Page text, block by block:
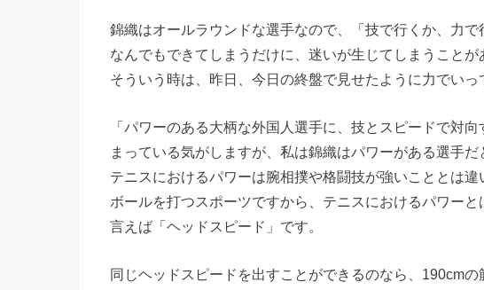
錦織はオールラウンドな選手なので、「技で行くか、力で
なんでもできてしまうだけに、迷いが生じてしまうことが
そういう時は、昨日、今日の終盤で見せたように力でいっ
「パワーのある大柄な外国人選手に、技とスピードで対
まっている気がしますが、私は錦織はパワーがある選手だ
テニスにおけるパワーは腕相撲や格闘技が強いこととは違
ボールを打つスポーツですから、テニスにおけるパワー
言えば「ヘッドスピード」です。
同じヘッドスピードを出すことができるのなら、190cm